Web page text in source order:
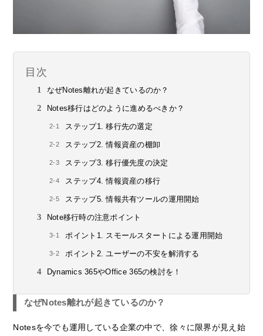
目次
なぜNotes離れが起きているのか？
Notes移行はどのように進めるべきか？
ステップ1. 移行先の選定
ステップ2. 情報資産の棚卸
ステップ3. 移行優先度の決定
ステップ4. 情報資産の移行
ステップ5. 情報共有ツールの運用開始
Note移行時の注意ポイント
ポイント1. スモールスタートによる運用開始
ポイント2. ユーザーの不安を解消する
Dynamics 365やOffice 365の検討を！
なぜNotes離れが起きているのか？
Notesを今でも運用している企業の中で、徐々に限界が見え始